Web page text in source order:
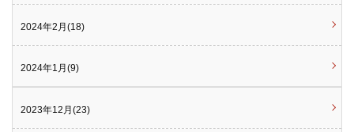
2024年2月(18)
2024年1月(9)
2023年12月(23)